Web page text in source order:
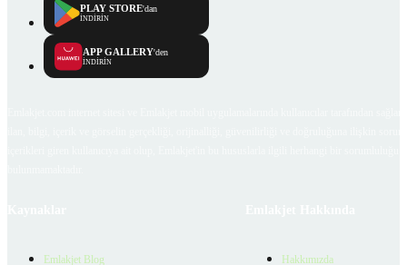
PLAY STORE'dan
İNDİRİN
APP GALLERY'den
İNDİRİN
Emlakjet Blog Hakkımızda